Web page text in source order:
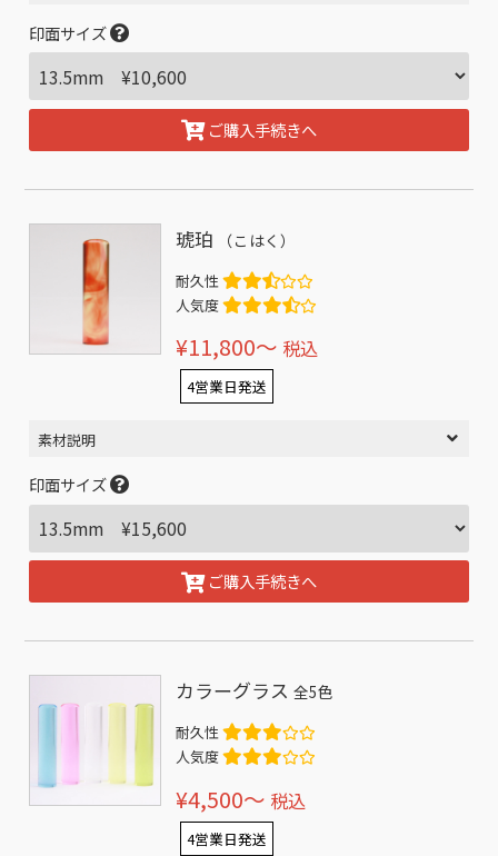
印面サイズ
ご購入手続きへ
琥珀 （こはく）
耐久性
人気度
¥11,800〜 税込
4営業日発送
素材説明
印面サイズ
ご購入手続きへ
カラーグラス全5色
耐久性
人気度
¥4,500〜 税込
4営業日発送